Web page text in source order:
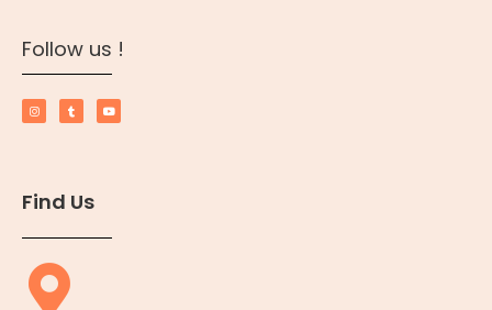
Follow us !
Find Us